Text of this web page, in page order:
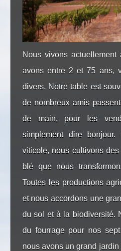
Nous vivons
avons entre 2 et 75 ans,
divers. Notre table est
de nombreux amis
de main, pour les
simplement dire
viticole, nous cultivons
blé que nous
Toutes les productions
et nous accordons une
du sol et à la biodiversité.
du fourrage pour nos
nous avons un grand